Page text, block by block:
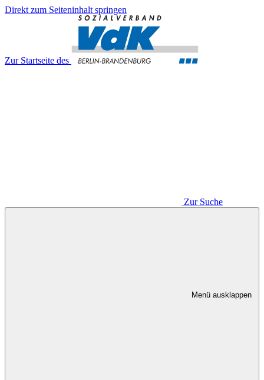
Direkt zum Seiteninhalt springen
Zur Startseite des
Zur Suche
Menü ausklappen